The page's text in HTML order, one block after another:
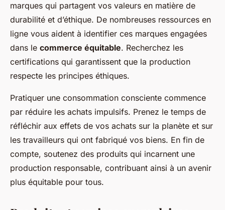
marques qui partagent vos valeurs en matière de
durabilité et d’éthique. De nombreuses ressources en
ligne vous aident à identifier ces marques engagées
dans le commerce équitable. Recherchez les
certifications qui garantissent que la production
respecte les principes éthiques.
Pratiquer une consommation consciente commence
par réduire les achats impulsifs. Prenez le temps de
réfléchir aux effets de vos achats sur la planète et sur
les travailleurs qui ont fabriqué vos biens. En fin de
compte, soutenez des produits qui incarnent une
production responsable, contribuant ainsi à un avenir
plus équitable pour tous.